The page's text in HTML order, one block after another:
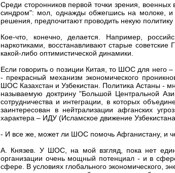
Среди сторонников первой точки зрения,
синдром": мол, однажды обжегшись на молоке,
решения, предпочитают проводить некую
Кое-что, конечно, делается. Например,
наркотиками, восстанавливают старые
какой-либо оптимистической динамики.
Если говорить о позиции Китая, то ШОС для него
- прекрасный механизм экономического
ШОС Казахстан и Узбекистан. Политика Астаны -
называемую доктрину "Большой Центральной
сотрудничества и интеграции, в которых
заинтересован в нейтрализации афганских
характера – ИДУ (Исламское движение
- И все же, может ли ШОС помочь Афганистану, и
А. Князев. У ШОС, на мой взгляд, пока нет
организации очень мощный потенциал - и в
сфере. В условиях глобального экономического,